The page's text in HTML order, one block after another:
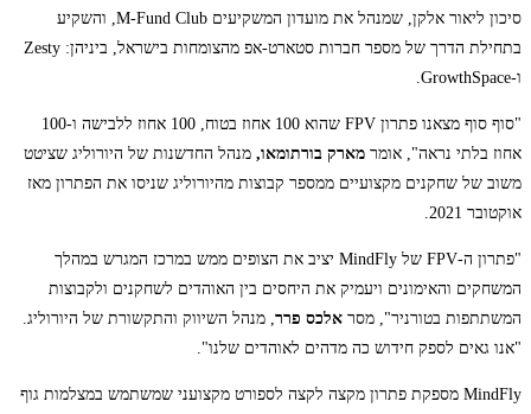
סיכון ליאור אלקן, שמנהל את מועדון המשקיעים M-Fund Club, והשקיע
בתחילת הדרך של מספר חברות סטארט-אפ מהצומחות בישראל, ביניהן: Zesty
ו-GrowthSpace.
"סוף סוף מצאנו פתרון FPV שהוא 100 אחוז בטוח, 100 אחוז ללבישה ו-100
אחוז בלתי נראה", אומר מארק בורתומאו, מנהל החדשנות של היורוליג שציטט
משוב של שחקנים מקצועיים ממספר קבוצות מהיורוליג שניסו את הפתרון מאז
אוקטובר 2021.
"פתרון ה-FPV של MindFly יציב את הצופים ממש במרכז המגרש במהלך
המשחקים והאימונים ויעמיק את היחסים בין האוהדים לשחקנים ולקבוצות
המשתתפות בטורניר", מסר אלכס פרר, מנהל השיווק והתקשורת של היורוליג.
"אנו גאים לספק חידוש כה מדהים לאוהדים שלנו".
MindFly מספקת פתרון מקצה לקצה לספורט מקצועני שמשתמש במצלמות גוף